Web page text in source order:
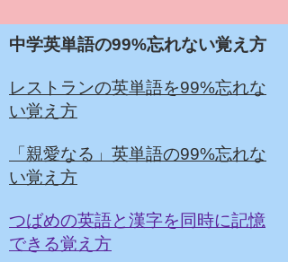
​中学英単語の99%忘れない覚え方
レストランの英単語を99%忘れな
い覚え方
「親愛なる」英単語の99%忘れな
い覚え方
つばめの英語と漢字を同時に記憶
できる覚え方